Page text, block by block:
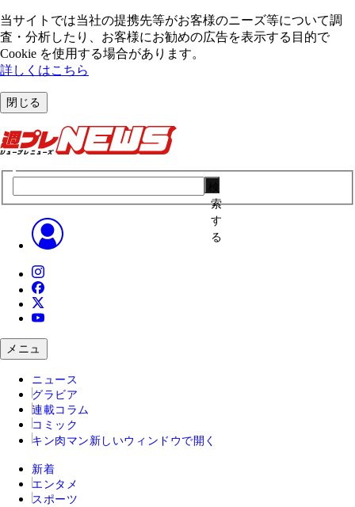
当サイトでは当社の提携先等がお客様のニーズ等について調
査・分析したり、お客様にお勧めの広告を表⽰する⽬的で
Cookie を使⽤する場合があります。
詳しくはこちら
閉じる
索
す
る
メニュ
ニュース
グラビア
連載コラム
コミック
キン肉マン 新しいウィンドウで開く
新着
エンタメ
スポーツ